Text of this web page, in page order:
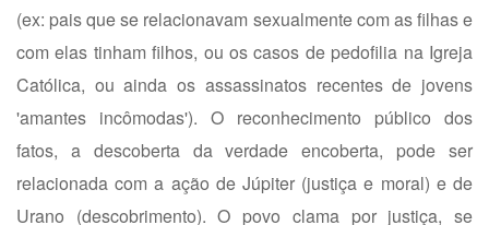
(ex: pais que se relacionavam sexualmente com as filhas e
com elas tinham filhos, ou os casos de pedofilia na Igreja
Católica, ou ainda os assassinatos recentes de jovens
'amantes incômodas'). O reconhecimento público dos
fatos, a descoberta da verdade encoberta, pode ser
relacionada com a ação de Júpiter (justiça e moral) e de
Urano (descobrimento). O povo clama por justiça, se